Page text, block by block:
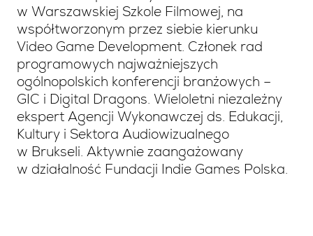
w Warszawskiej Szkole Filmowej, na
współtworzonym przez siebie kierunku
Video Game Development. Członek rad
programowych najważniejszych
ogólnopolskich konferencji branżowych –
GIC i Digital Dragons. Wieloletni niezależny
ekspert Agencji Wykonawczej ds. Edukacji,
Kultury i Sektora Audiowizualnego
w Brukseli. Aktywnie zaangażowany
w działalność Fundacji Indie Games Polska.